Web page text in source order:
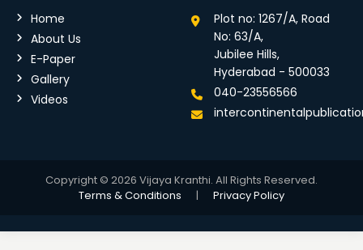
Home
About Us
E-Paper
Gallery
Videos
Plot no: 1267/A, Road
No: 63/A,
Jubilee Hills,
Hyderabad - 500033
040-23556566
Copyright © 2026 Vijaya Kranthi. All Rights Reserved.
Terms & Conditions
| Privacy Policy